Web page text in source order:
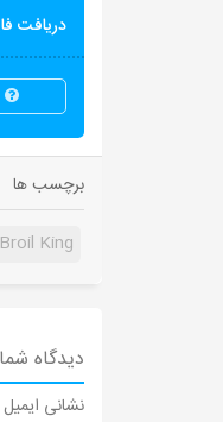
دریافت
برچسب ها
King
دیدگاه
نشانی